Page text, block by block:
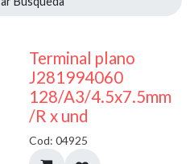
Terminal plano
J281994060
128/A3/4.5x7.5mm
/R x und
Cod: 04925